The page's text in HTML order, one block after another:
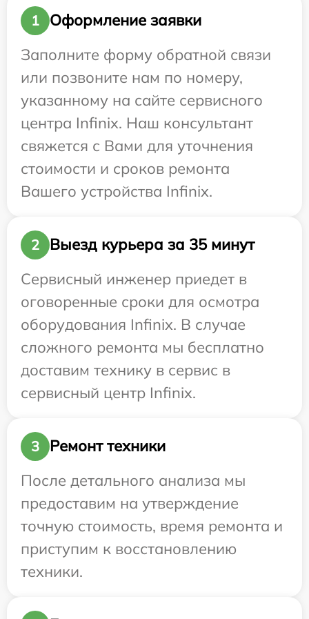
1
Оформление заявки
Заполните форму обратной связи
или позвоните нам по номеру,
указанному на сайте сервисного
центра Infinix. Наш консультант
свяжется с Вами для уточнения
стоимости и сроков ремонта
Вашего устройства Infinix.
2
Выезд курьера за 35 минут
Сервисный инженер приедет в
оговоренные сроки для осмотра
оборудования Infinix. В случае
сложного ремонта мы бесплатно
доставим технику в сервис в
сервисный центр Infinix.
3
Ремонт техники
После детального анализа мы
предоставим на утверждение
точную стоимость, время ремонта и
приступим к восстановлению
техники.